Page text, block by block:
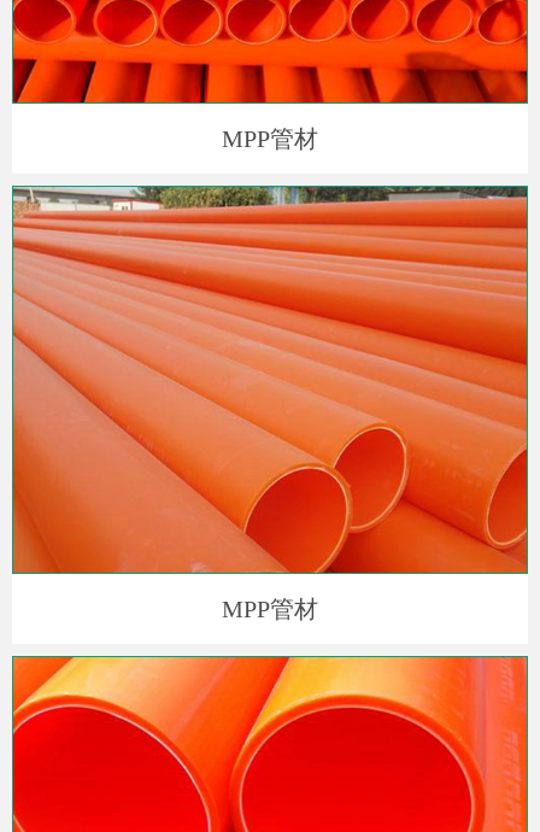
MPP管材
MPP管材